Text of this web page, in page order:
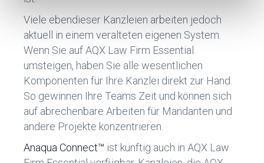
Viele ebendieser Kanzleien arbeiten jedoch
aktuell in einem veralteten eigenen System.
Wenn Sie auf AQX Law Firm Essential
umsteigen, haben Sie alle wesentlichen
Komponenten für Ihre Kanzlei direkt zur Hand.
So gewinnen Ihre Teams Zeit und können sich
auf abrechenbare Arbeiten für Mandanten und
andere Projekte konzentrieren.
Anaqua Connect™ ist künftig auch in AQX Law